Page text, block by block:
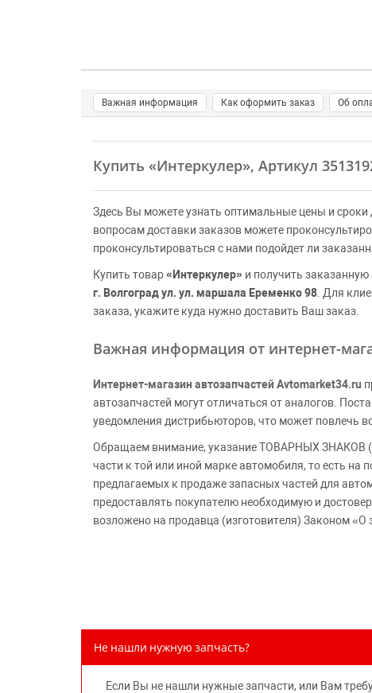
Важная информация Как оформить заказ Об
Купить «Интеркулер», Артикул
Здесь Вы можете узнать оптимальные цены и
вопросам доставки заказов можете
проконсультироваться с нами подойдет ли
Купить товар«Интеркулер» и получить
г. Волгоград ул. ул. маршала Еременко 98 . Для
заказа, укажите куда нужно доставить Ваш заказ.
Важная информация от интернет-
Интернет-магазин автозапчастей Avtomarket34.ru
автозапчастей могут отличаться от аналогов.
уведомления дистрибьюторов, что может повлечь
Обращаем внимание, указание ТОВАРНЫХ ЗНАКОВ
части к той или иной марке автомобиля, то есть на
предлагаемых к продаже запасных частей для
предоставлять покупателю необходимую и
возложено на продавца (изготовителя) Законом «О
Не нашли нужную запчасть?
Если Вы не нашли нужные запчасти, или Вам